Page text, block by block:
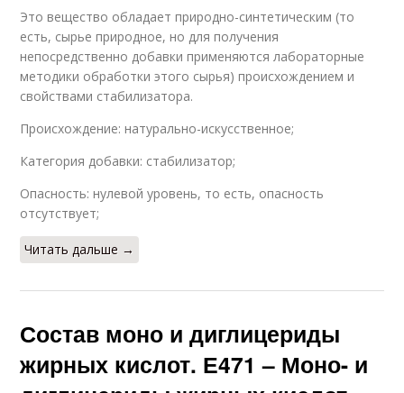
Это вещество обладает природно-синтетическим (то
есть, сырье природное, но для получения
непосредственно добавки применяются лабораторные
методики обработки этого сырья) происхождением и
свойствами стабилизатора.
Происхождение: натурально-искусственное;
Категория добавки: стабилизатор;
Опасность: нулевой уровень, то есть, опасность
отсутствует;
Читать дальше →
Состав моно и диглицериды
жирных кислот. Е471 – Моно- и